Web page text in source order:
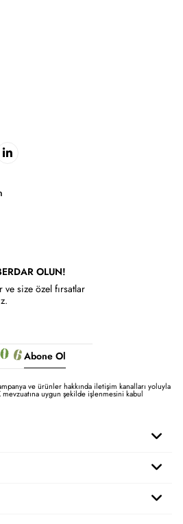
OLUN!
ve size özel fırsatlar
Abone Ol
ve ürünler hakkında iletişim kanalları yoluyla
mevzuatına uygun şekilde işlenmesini kabul